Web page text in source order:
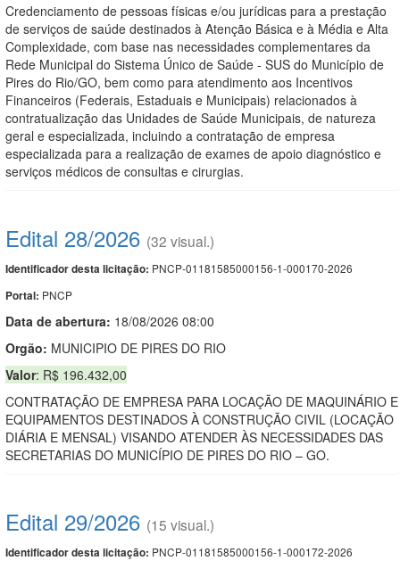
Credenciamento de pessoas físicas e/ou jurídicas para a prestação
de serviços de saúde destinados à Atenção Básica e à Média e Alta
Complexidade, com base nas necessidades complementares da
Rede Municipal do Sistema Único de Saúde - SUS do Município de
Pires do Rio/GO, bem como para atendimento aos Incentivos
Financeiros (Federais, Estaduais e Municipais) relacionados à
contratualização das Unidades de Saúde Municipais, de natureza
geral e especializada, incluindo a contratação de empresa
especializada para a realização de exames de apoio diagnóstico e
serviços médicos de consultas e cirurgias.
Edital 28/2026 (32 visual.)
Identificador desta licitação: PNCP-01181585000156-1-000170-2026
Portal: PNCP
Data de abertura: 18/08/2026 08:00
Orgão: MUNICIPIO DE PIRES DO RIO
Valor: R$ 196.432,00
CONTRATAÇÃO DE EMPRESA PARA LOCAÇÃO DE MAQUINÁRIO E
EQUIPAMENTOS DESTINADOS À CONSTRUÇÃO CIVIL (LOCAÇÃO
DIÁRIA E MENSAL) VISANDO ATENDER ÀS NECESSIDADES DAS
SECRETARIAS DO MUNICÍPIO DE PIRES DO RIO – GO.
Edital 29/2026 (15 visual.)
Identificador desta licitação: PNCP-01181585000156-1-000172-2026